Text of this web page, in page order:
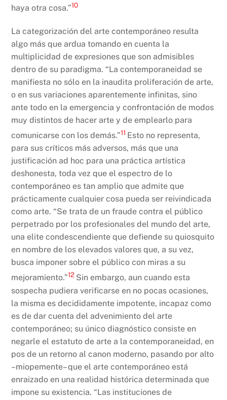
haya otra cosa.”10
La categorización del arte contemporáneo resulta
algo más que ardua tomando en cuenta la
multiplicidad de expresiones que son admisibles
dentro de su paradigma. “La contemporaneidad se
manifiesta no sólo en la inaudita proliferación de arte,
o en sus variaciones aparentemente infinitas, sino
ante todo en la emergencia y confrontación de modos
muy distintos de hacer arte y de emplearlo para
comunicarse con los demás.”11 Esto no representa,
para sus críticos más adversos, más que una
justificación ad hoc para una práctica artística
deshonesta, toda vez que el espectro de lo
contemporáneo es tan amplio que admite que
prácticamente cualquier cosa pueda ser reivindicada
como arte. “Se trata de un fraude contra el público
perpetrado por los profesionales del mundo del arte,
una elite condescendiente que defiende su quiosquito
en nombre de los elevados valores que, a su vez,
busca imponer sobre el público con miras a su
mejoramiento.”12 Sin embargo, aun cuando esta
sospecha pudiera verificarse en no pocas ocasiones,
la misma es decididamente impotente, incapaz como
es de dar cuenta del advenimiento del arte
contemporáneo; su único diagnóstico consiste en
negarle el estatuto de arte a la contemporaneidad, en
pos de un retorno al canon moderno, pasando por alto
–miopemente– que el arte contemporáneo está
enraizado en una realidad histórica determinada que
impone su existencia. “Las instituciones de